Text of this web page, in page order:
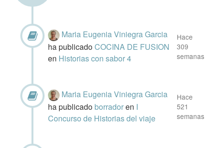
Maria Eugenia Viniegra Garcia
ha publicadoCOCINA DE FUSION
en Historias con sabor 4
Hace
309
semanas
Maria Eugenia Viniegra Garcia
ha publicado borradoren I
Concurso de Historias del viaje
Hace
521
semanas